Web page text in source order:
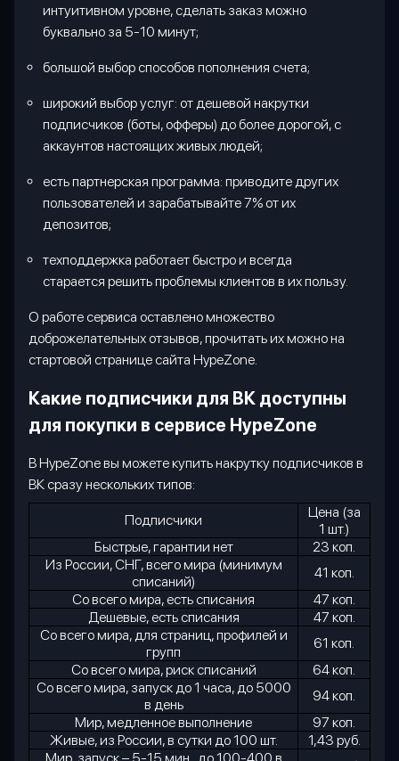
интуитивном уровне, сделать заказ можно
буквально за 5-10 минут;
большой выбор способов пополнения счета;
широкий выбор услуг: от дешевой накрутки
подписчиков (боты, офферы) до более дорогой, с
аккаунтов настоящих живых людей;
есть партнерская программа: приводите других
пользователей и зарабатывайте 7% от их
депозитов;
техподдержка работает быстро и всегда
старается решить проблемы клиентов в их пользу.
О работе сервиса оставлено множество
доброжелательных отзывов, прочитать их можно на
стартовой странице сайта HypeZone.
Какие подписчики для ВК доступны
для покупки в сервисе HypeZone
ВHypeZoneвы можете купить накрутку подписчиков в
ВК сразу нескольких типов:
Подписчики
Цена (за
1 шт.)
Быстрые, гарантии нет
23 коп.
Из России, СНГ, всего мира (минимум
списаний)
41 коп.
Со всего мира, есть списания
47 коп.
Дешевые, есть списания
47 коп.
Со всего мира, для страниц, профилей и
групп
61 коп.
Со всего мира, риск списаний
64 коп.
Со всего мира, запуск до 1 часа, до 5000
в день
94 коп.
Мир, медленное выполнение
97 коп.
Живые, из России, в сутки до 100 шт.
1,43 руб.